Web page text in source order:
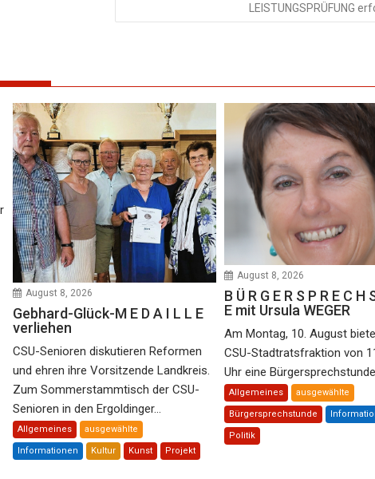
LEISTUNGSPRÜFUNG
August 8, 2026
Gebhard-Glück-M E D A I L L E
verliehen
CSU-Senioren diskutieren Reformen
und ehren ihre Vorsitzende Landkreis.
Zum Sommerstammtisch der CSU-
Senioren in den Ergoldinger...
Allgemeines ausgewählte
Informationen Kultur Kunst Projekt
August 8, 2026
B Ü R G E R S P R E C H
E mit Ursula WEGER
Am Montag, 10. August
CSU-Stadtratsfraktion von
Uhr eine
Allgemeines ausgewählte
Bürgersprechstunde
Politik